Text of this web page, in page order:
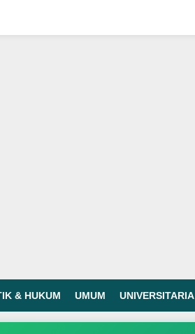
& HUKUM UMUM UNIVERSITARIA